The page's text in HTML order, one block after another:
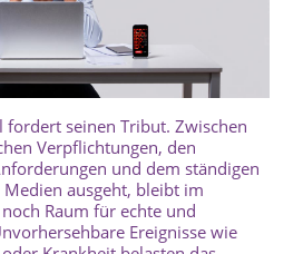
fordert seinen Tribut. Zwischen
Verpflichtungen, den
und dem ständigen
ausgeht, bleibt im
Raum für echte und
Ereignisse wie